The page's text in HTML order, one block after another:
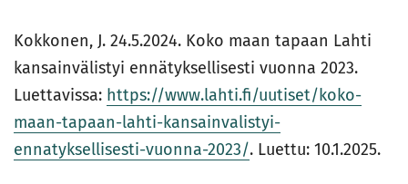
Kokkonen, J. 24.5.2024. Ko­ko maan ta­paan Lah­ti
kan­sain­vä­lis­tyi en­nä­tyk­sel­li­ses­ti vuon­na 2023.
Luettavissa: https://www.lahti.fi/uutiset/koko-
maan-tapaan-lahti-kansainvalistyi-
ennatyksellisesti-vuonna-2023/. Luettu: 10.1.2025.